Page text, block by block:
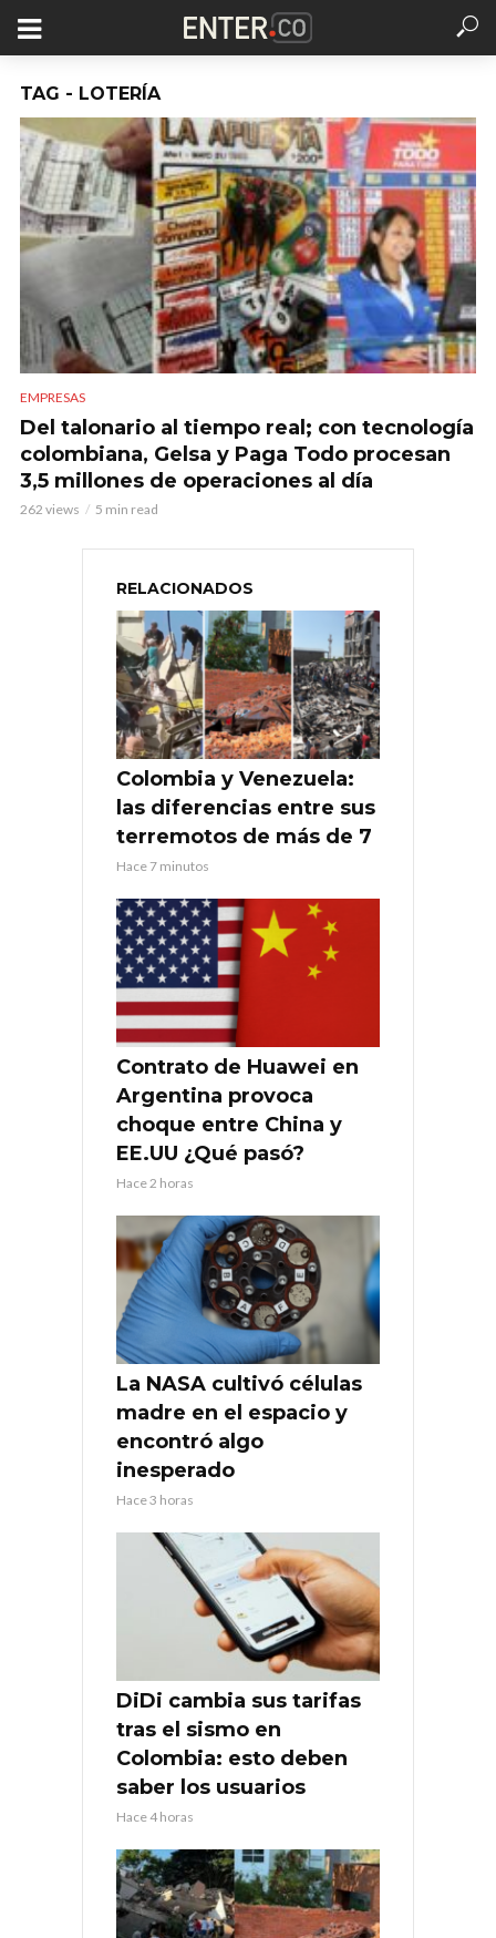
TAG - LOTERÍA
EMPRESAS
Del talonario al tiempo real; con tecnología
colombiana, Gelsa y Paga Todo procesan
3,5 millones de operaciones al día
262 views 5 min read
RELACIONADOS
Colombia y Venezuela:
las diferencias entre sus
terremotos de más de 7
Hace 7 minutos
Contrato de Huawei en
Argentina provoca
choque entre China y
EE.UU ¿Qué pasó?
Hace 2 horas
La NASA cultivó células
madre en el espacio y
encontró algo
inesperado
Hace 3 horas
DiDi cambia sus tarifas
tras el sismo en
Colombia: esto deben
saber los usuarios
Hace 4 horas